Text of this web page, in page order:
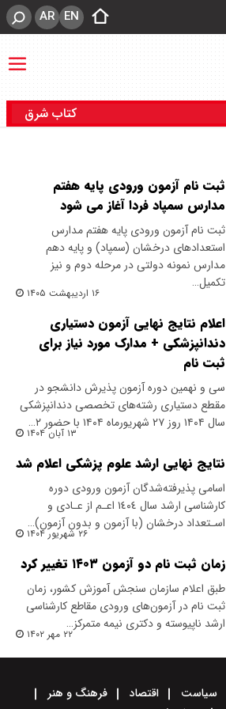
EN
AR
کتاب شرق
ثبت نام آزمون ورودی پایه هفتم
مدارس سمپاد فردا آغاز می شود
ثبت نام آزمون ورودی پایه هفتم مدارس
استعداد‌های درخشان (سمپاد) و پایه دهم
مدارس نمونه دولتی در مرحله دوم و نیز
تکمیل…
۱۶ اردیبهشت ۱۴۰۵
اعلام نتایج نهایی آزمون دستیاری
دندانپزشکی + مدارک مورد نیاز برای
ثبت نام
سی و نهمین دوره آزمون پذیرش دانشجو در
مقطع دستیاری رشته‌های تخصصی دندانپزشکی
سال ۱۴۰۴ روز ۲۷ شهریورماه ۱۴۰۴ با حضور ۲…
۱۳ آبان ۱۴۰۴
نتایج نهایی ارشد علوم پزشکی اعلام شد
اسامی پذیرفته‌شدگان آزمون ورودی دوره
کارشناسی ارشد سال ١٤٠٤ اعـم از عـادی و
اسـتعداد درخشان (با آزمون و بدون آزمون)…
۲۶ شهریور ۱۴۰۴
زمان ثبت نام دو آزمون ۱۴۰۳ تغییر کرد
طبق اعلام سازمان سنجش آموزش کشور، زمان
ثبت نام در آزمون‌های ورودی مقاطع کارشناسی
ارشد ناپیوسته و دکتری نیمه متمرکز…
۲۲ مهر ۱۴۰۲
سیاست اقتصاد
فرهنگ و هنر